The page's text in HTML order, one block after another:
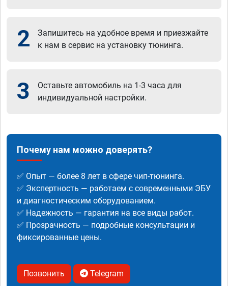
2
Запишитесь на удобное время и приезжайте
к нам в сервис на установку тюнинга.
3
Оставьте автомобиль на 1-3 часа для
индивидуальной настройки.
Почему нам можно доверять?
✅ Опыт — более 8 лет в сфере чип-тюнинга.
✅ Экспертность — работаем с современными ЭБУ
и диагностическим оборудованием.
✅ Надежность — гарантия на все виды работ.
✅ Прозрачность — подробные консультации и
фиксированные цены.
Позвонить Telegram